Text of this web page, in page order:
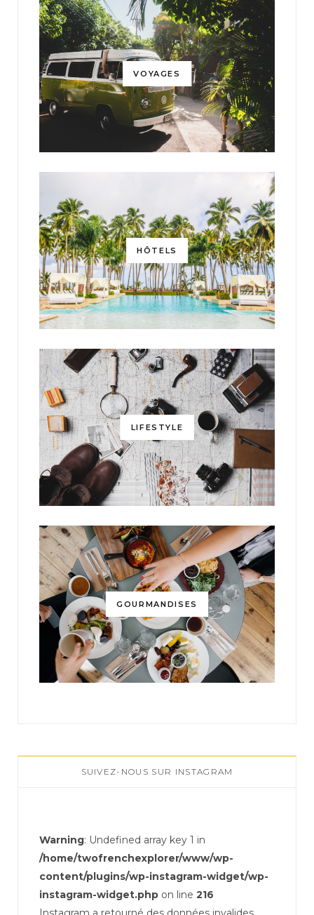
VOYAGES
HÔTELS
LIFESTYLE
GOURMANDISES
SUIVEZ-NOUS SUR INSTAGRAM
Warning: Undefined array key 1 in
/home/twofrenchexplorer/www/wp-
content/plugins/wp-instagram-widget/wp-
instagram-widget.php on line 216